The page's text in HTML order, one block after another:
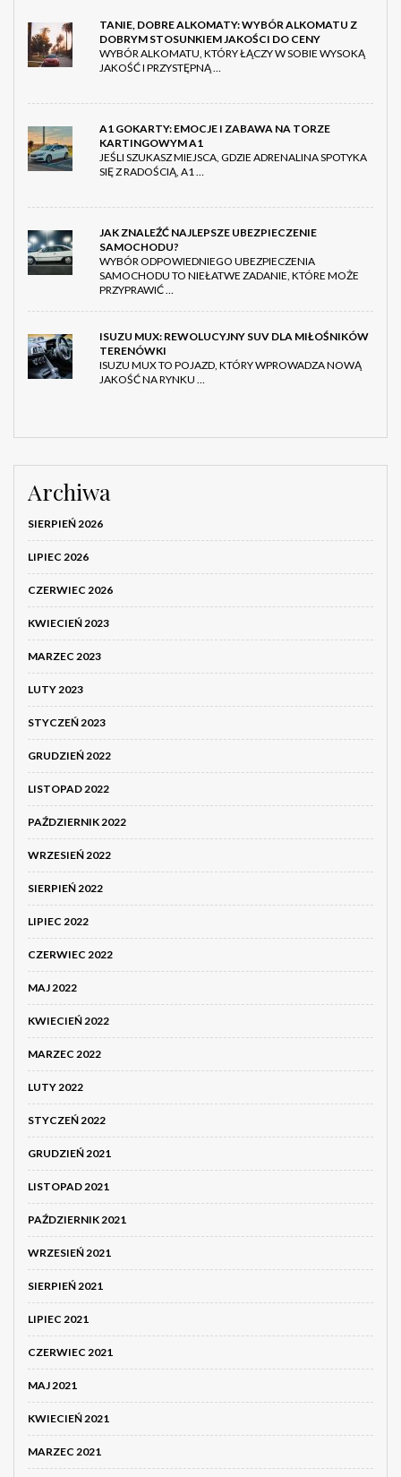
TANIE, DOBRE ALKOMATY: WYBÓR ALKOMATU Z
DOBRYM STOSUNKIEM JAKOŚCI DO CENY
WYBÓR ALKOMATU, KTÓRY ŁĄCZY W SOBIE WYSOKĄ
JAKOŚĆ I PRZYSTĘPNĄ …
A1 GOKARTY: EMOCJE I ZABAWA NA TORZE
KARTINGOWYM A1
JEŚLI SZUKASZ MIEJSCA, GDZIE ADRENALINA SPOTYKA
SIĘ Z RADOŚCIĄ, A1 …
JAK ZNALEŹĆ NAJLEPSZE UBEZPIECZENIE
SAMOCHODU?
WYBÓR ODPOWIEDNIEGO UBEZPIECZENIA
SAMOCHODU TO NIEŁATWE ZADANIE, KTÓRE MOŻE
PRZYPRAWIĆ …
ISUZU MUX: REWOLUCYJNY SUV DLA MIŁOŚNIKÓW
TERENÓWKI
ISUZU MUX TO POJAZD, KTÓRY WPROWADZA NOWĄ
JAKOŚĆ NA RYNKU …
Archiwa
SIERPIEŃ 2026
LIPIEC 2026
CZERWIEC 2026
KWIECIEŃ 2023
MARZEC 2023
LUTY 2023
STYCZEŃ 2023
GRUDZIEŃ 2022
LISTOPAD 2022
PAŹDZIERNIK 2022
WRZESIEŃ 2022
SIERPIEŃ 2022
LIPIEC 2022
CZERWIEC 2022
MAJ 2022
KWIECIEŃ 2022
MARZEC 2022
LUTY 2022
STYCZEŃ 2022
GRUDZIEŃ 2021
LISTOPAD 2021
PAŹDZIERNIK 2021
WRZESIEŃ 2021
SIERPIEŃ 2021
LIPIEC 2021
CZERWIEC 2021
MAJ 2021
KWIECIEŃ 2021
MARZEC 2021